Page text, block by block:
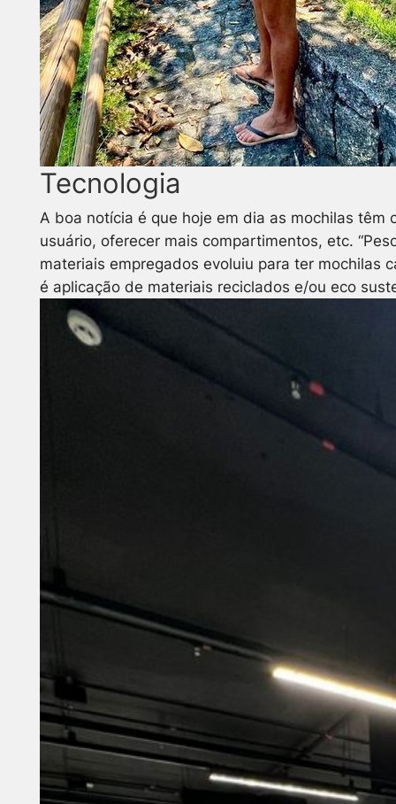
Tecnologia
A boa notícia é que hoje em dia as mochilas
usuário, oferecer mais compartimentos, etc.
materiais empregados evoluiu para ter mochilas
é aplicação de materiais reciclados e/ou eco